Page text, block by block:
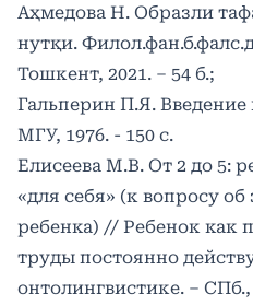
Аҳмедова Н. Образли
нутқи.
Тошкент, 2021. – 54 б.;
Гальперин П.Я.
МГУ, 1976. - 150 с.
Елисеева М.В. От 2 до 5:
«для себя» (к вопросу
ребенка) // Ребенок как
труды постоянно
онтолингвистике. ‒ СПб.,